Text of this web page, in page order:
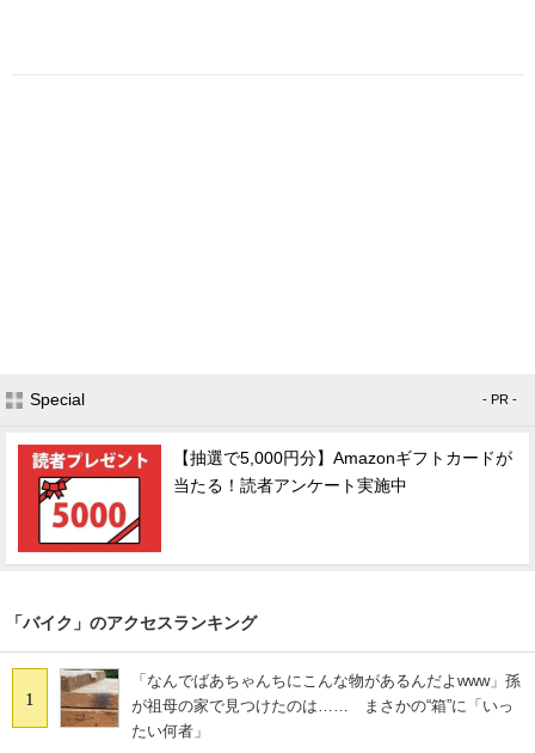
Special - PR -
【抽選で5,000円分】Amazonギフトカードが
当たる！読者アンケート実施中
「バイク」のアクセスランキング
1
「なんでばあちゃんちにこんな物があるんだよwww」孫
が祖母の家で見つけたのは…… まさかの“箱”に「いっ
たい何者」